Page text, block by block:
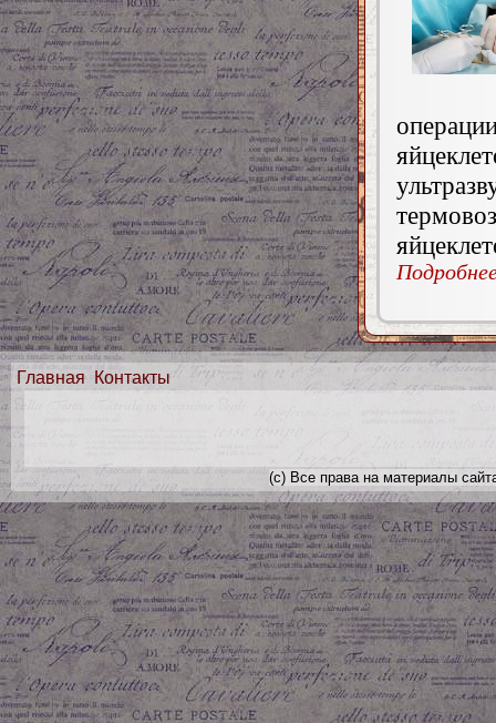
Главная Контакты
(с) Все права на материалы